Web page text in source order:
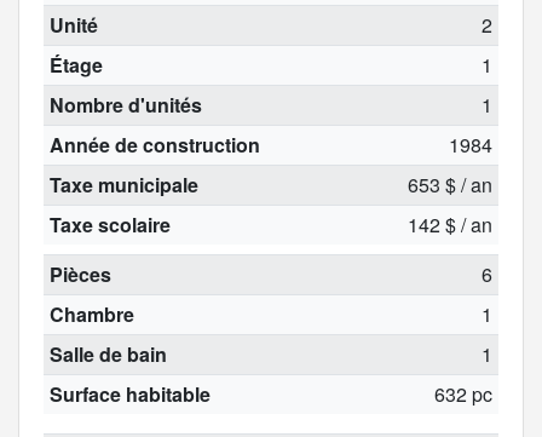
Unité
2
Étage
1
Nombre d'unités
1
Année de construction
1984
Taxe municipale
653 $ / an
Taxe scolaire
142 $ / an
Pièces
6
Chambre
1
Salle de bain
1
Surface habitable
632 pc